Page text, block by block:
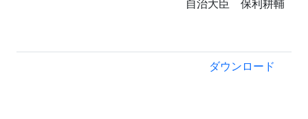
自治大臣 保利耕輔
ダウンロード